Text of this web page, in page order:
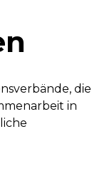
die
in